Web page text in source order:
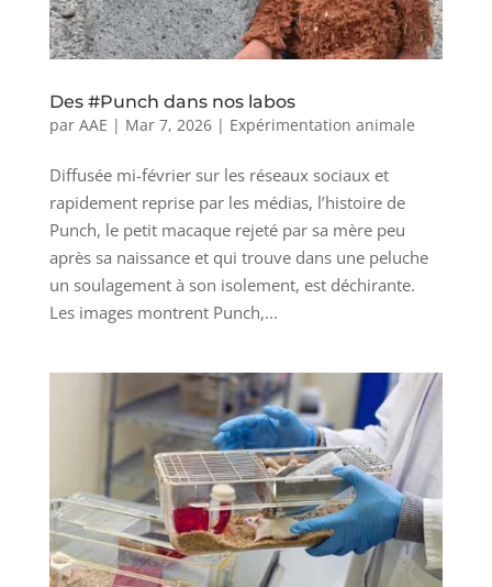
Des #Punch dans nos labos
par AAE | Mar 7, 2026| Expérimentation animale
Diffusée mi-février sur les réseaux sociaux et
rapidement reprise par les médias, l’histoire de
Punch, le petit macaque rejeté par sa mère peu
après sa naissance et qui trouve dans une peluche
un soulagement à son isolement, est déchirante.
Les images montrent Punch,...